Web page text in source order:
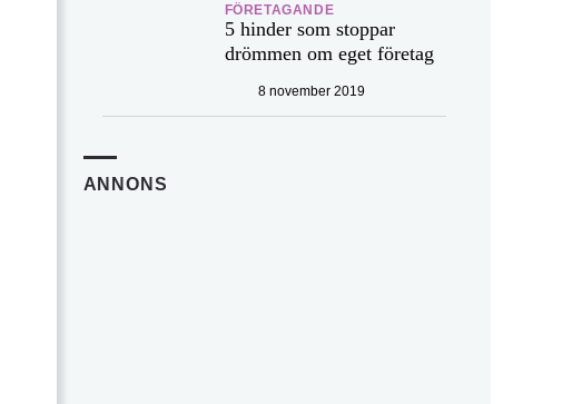
FÖRETAGANDE
5 hinder som stoppar
drömmen om eget företag
8 november 2019
ANNONS